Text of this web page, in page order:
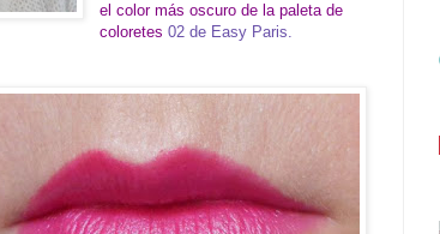
el color más oscuro de la paleta de
coloretes02 de Easy Paris.